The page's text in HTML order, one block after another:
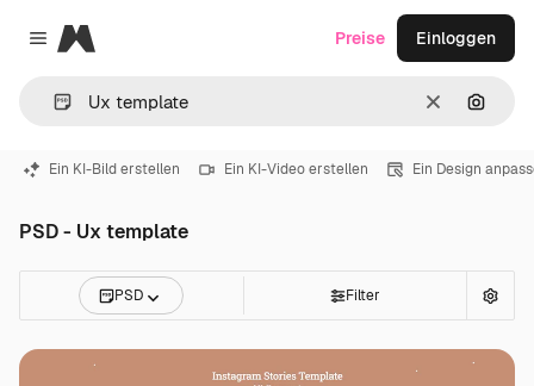
Close menu
Magnific
LöschenNach
Preise Einloggen
Ein KI-Bild erstellen Ein KI-Video erstellen Ein Design
PSD - Ux template
PSD Filter